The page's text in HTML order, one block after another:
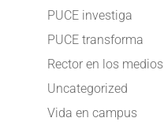
PUCE investiga
PUCE transforma
Rector en los medios
Uncategorized
Vida en campus